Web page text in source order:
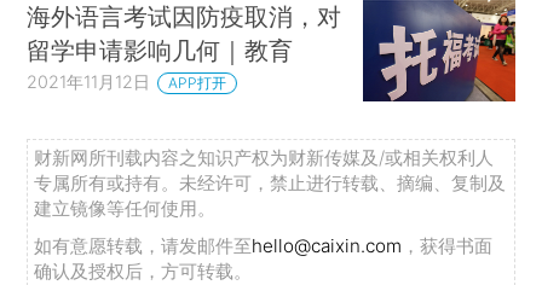
海外语言考试因防疫取消，对
留学申请影响几何｜教育
2021年11月12日 APP打开
财新网所刊载内容之知识产权为财新传媒及/或相关权利人
专属所有或持有。未经许可，禁止进行转载、摘编、复制及
建立镜像等任何使用。
如有意愿转载，请发邮件至hello@caixin.com ，获得书面
确认及授权后，方可转载。